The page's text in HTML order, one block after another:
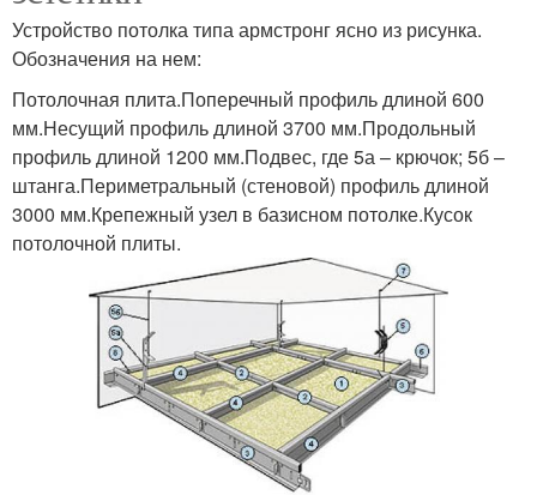
Устройство потолка типа армстронг ясно из рисунка.
Обозначения на нем:
Потолочная плита.Поперечный профиль длиной 600
мм.Несущий профиль длиной 3700 мм.Продольный
профиль длиной 1200 мм.Подвес, где 5а – крючок; 5б –
штанга.Периметральный (стеновой) профиль длиной
3000 мм.Крепежный узел в базисном потолке.Кусок
потолочной плиты.